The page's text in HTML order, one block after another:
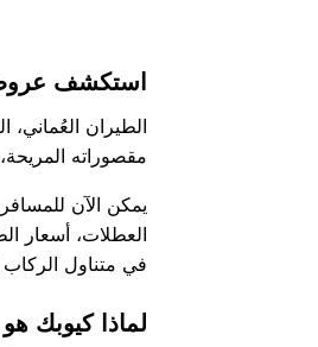
استكشف عروض
الطيران
مقصوراته
يمكن الآن
العطلات، أسعار
في متناول
لماذا كيوبك